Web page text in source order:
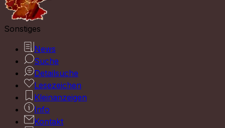
Sonstiges
News
Suche
Detailsuche
Lesezeichen
Kleinanzeigen
Info
Kontakt